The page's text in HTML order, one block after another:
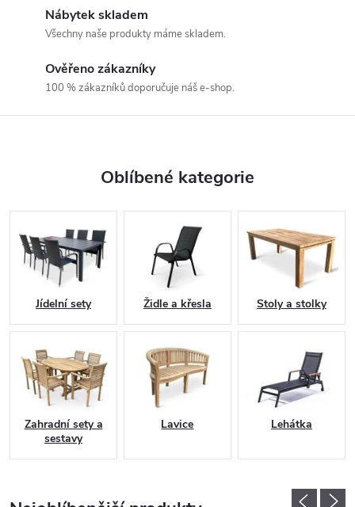
Nábytek skladem
Všechny naše produkty máme skladem.
Ověřeno zákazníky
100 % zákazníků doporučuje náš e-shop.
Oblíbené kategorie
Jídelní sety Židle a křesla Stoly a stolky
Zahradní sety a
sestavy
Lavice Lehátka